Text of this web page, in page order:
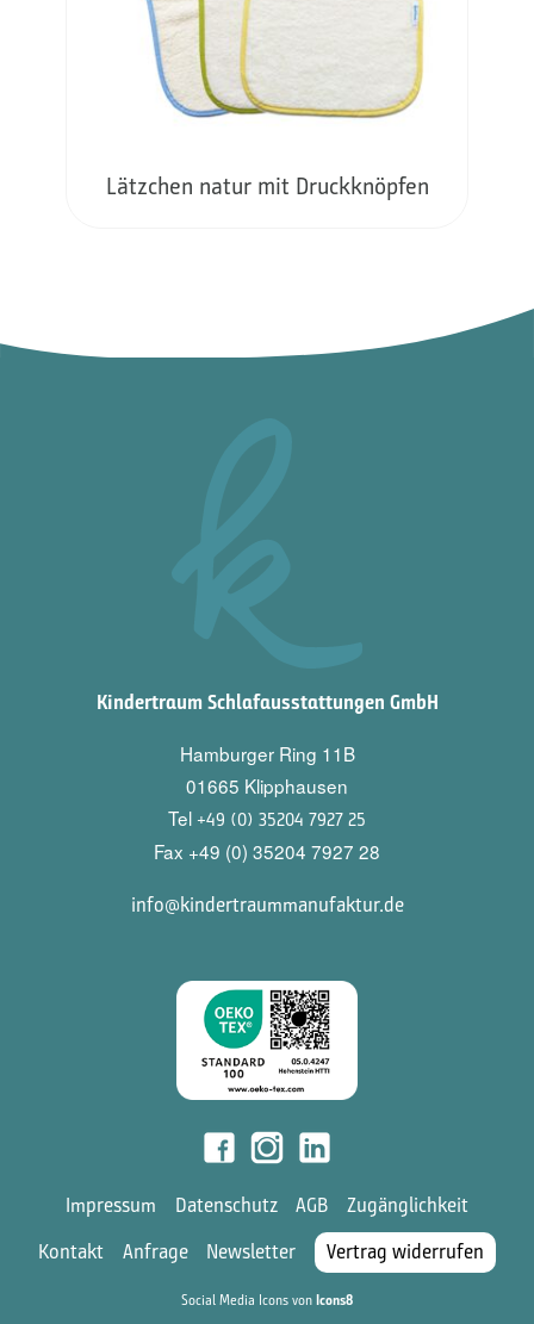
Lätzchen natur mit Druckknöpfen
Kindertraum Schlafausstattungen GmbH
Hamburger Ring 11B
01665 Klipphausen
Tel +49 (0) 35204 7927 25
Fax +49 (0) 35204 7927 28
info@kindertraummanufaktur.de
Impressum Datenschutz AGB
Zugänglichkeit
Kontakt
Anfrage Newsletter Vertrag widerrufen
Social Media Icons von Icons8